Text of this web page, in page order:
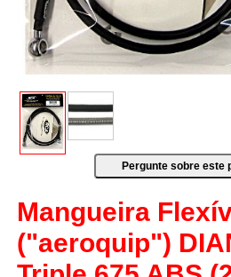
Mangueira
("aeroquip")